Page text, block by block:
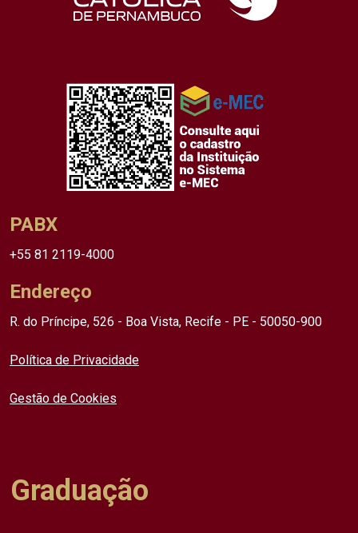
PABX
+55 81 2119-4000
Endereço
R. do Príncipe, 526 - Boa Vista, Recife - PE - 50050-900
Política de Privacidade
Gestão de Cookies
Graduação